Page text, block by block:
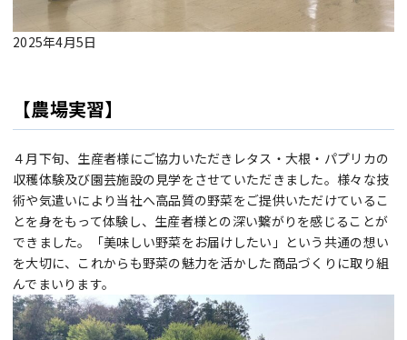
2025年4月5日
【農場実習】
４月下旬、生産者様にご協力いただきレタス・大根・パプリカの
収穫体験及び園芸施設の見学をさせていただきました。様々な技
術や気遣いにより当社へ高品質の野菜をご提供いただけているこ
とを身をもって体験し、生産者様との深い繋がりを感じることが
できました。「美味しい野菜をお届けしたい」という共通の想い
を大切に、これからも野菜の魅力を活かした商品づくりに取り組
んでまいります。